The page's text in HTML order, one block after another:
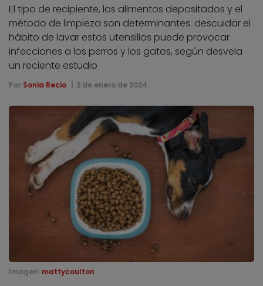
El tipo de recipiente, los alimentos depositados y el
método de limpieza son determinantes: descuidar el
hábito de lavar estos utensilios puede provocar
infecciones a los perros y los gatos, según desvela
un reciente estudio
Por Sonia Recio 2 de enero de 2024
Imagen: mattycoulton